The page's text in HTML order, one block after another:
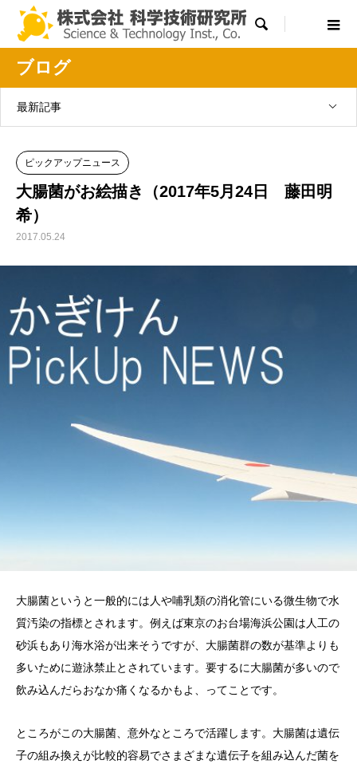

ブログ
最新記事
ピックアップニュース
大腸菌がお絵描き（2017年5月24日 藤田明
希）
2017.05.24
大腸菌というと一般的には人や哺乳類の消化管にいる微生物で水
質汚染の指標とされます。例えば東京のお台場海浜公園は人工の
砂浜もあり海水浴が出来そうですが、大腸菌群の数が基準よりも
多いために遊泳禁止とされています。要するに大腸菌が多いので
飲み込んだらおなか痛くなるかもよ、ってことです。
ところがこの大腸菌、意外なところで活躍します。大腸菌は遺伝
子の組み換えが比較的容易でさまざまな遺伝子を組み込んだ菌を